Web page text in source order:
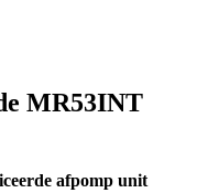
MR53INT
afpomp unit